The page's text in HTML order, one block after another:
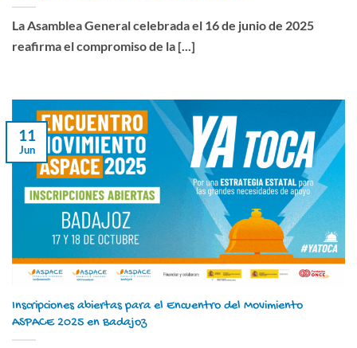
La Asamblea General celebrada el 16 de junio de 2025
reafirma el compromiso de la [...]
Inscripciones abiertas para el Encuentro del Movimiento
ASPACE 2025 en Badajoz
11
Jun